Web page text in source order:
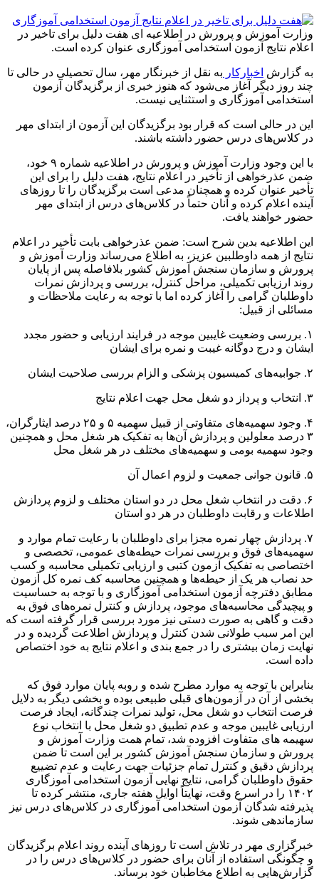
وزارت آموزش و پرورش در اطلاعیه ای هفت دلیل برای تاخیر در
اعلام نتایج آزمون استخدامی آموزگاری عنوان کرده است.
به گزارش اخبارکار به نقل از خبرنگار مهر، سال تحصیلی در حالی تا
چند روز دیگر آغاز می‌شود که هنوز خبری از برگزیدگان آزمون
استخدامی آموزگاری و استثنایی نیست.
این در حالی است که قرار بود برگزیدگان این آزمون از ابتدای مهر
در کلاس‌های درس حضور داشته باشند.
با این وجود وزارت آموزش و پرورش در اطلاعیه شماره ۹ خود،
ضمن عذرخواهی از تأخیر در اعلام نتایج، هفت دلیل را برای این
تأخیر عنوان کرده و همچنان مدعی است برگزیدگان را تا روزهای
آینده اعلام کرده و آنان حتماً در کلاس‌های درس از ابتدای مهر
حضور خواهند یافت.
این اطلاعیه بدین شرح است: ضمن عذرخواهی بابت تأخیر در اعلام
نتایج از همه داوطلبین عزیز، به اطلاع می‌رساند وزارت آموزش و
پرورش و سازمان سنجش آموزش کشور بلافاصله پس از پایان
روند ارزیابی تکمیلی، مراحل کنترل، بررسی و پردازش نمرات
داوطلبان گرامی را آغاز کرده اما با توجه به رعایت ملاحظات و
مسائلی از قبیل:
۱. بررسی وضعیت غایبین موجه در فرایند ارزیابی و حضور مجدد
ایشان و درج دوگانه غیبت و نمره برای ایشان
۲. جوابیه‌های کمیسیون پزشکی و الزام بررسی صلاحیت ایشان
۳. انتخاب و پرداز دو شغل محل جهت اعلام نتایج
۴. وجود سهمیه‌های متفاوتی از قبیل سهمیه ۵ و ۲۵ درصد ایثارگران،
۳ درصد معلولین و پردازش آن‌ها به تفکیک هر شغل محل و همچنین
وجود سهمیه بومی و سهمیه‌های مختلف در هر شغل محل
۵. قانون جوانی جمعیت و لزوم اعمال آن
۶. دقت در انتخاب شغل محل در دو استان مختلف و لزوم پردازش
اطلاعات و رقابت داوطلبان در هر دو استان
۷. پردازش چهار نمره مجزا برای داوطلبان با رعایت تمام موارد و
سهمیه‌های فوق و بررسی نمرات حیطه‌های عمومی، تخصصی و
اختصاصی به تفکیک آزمون کتبی و ارزیابی تکمیلی محاسبه و کسب
حد نصاب هر یک از حیطه‌ها و همچنین محاسبه کف نمره کل آزمون
مطابق دفترچه آزمون استخدامی آموزگاری و با توجه به حساسیت
و پیچیدگی محاسبه‌های موجود، پردازش و کنترل نمره‌های فوق به
دقت و گاهی به صورت دستی نیز مورد بررسی قرار گرفته است که
این امر سبب طولانی شدن کنترل و پردازش اطلاعت گردیده و در
نهایت زمان بیشتری را در جمع بندی و اعلام نتایج به خود اختصاص
داده است.
بنابراین با توجه به موارد مطرح شده و روبه پایان موارد فوق که
بخشی از آن در آزمون‌های قبلی طبیعی بوده و بخشی دیگر به دلایل
فرصت انتخاب دو شغل محل، تولید نمرات چندگانه، ایجاد فرصت
ارزیابی غایبین موجه و عدم تطبیق دو شغل محل با انتخاب نوع
سهیمه های متفاوت افزوده شد، تمام همت وزارت آموزش و
پرورش و سازمان سنجش آموزش کشور بر این است تا ضمن
پردازش دقیق و کنترل تمام جزئیات جهت رعایت و عدم تضییع
حقوق داوطلبان گرامی، نتایج نهایی آزمون استخدامی آموزگاری
۱۴۰۲ را در اسرع وقت، نهایتاً اوایل هفته جاری، منتشر کرده تا
پذیرفته شدگان آزمون استخدامی آموزگاری در کلاس‌های درس نیز
سازماندهی شوند.
خبرگزاری مهر در تلاش است تا روزهای آینده روند اعلام برگزیدگان
و چگونگی استفاده از آنان برای حضور در کلاس‌های درس را در
گزارش‌هایی به اطلاع مخاطبان خود برساند.